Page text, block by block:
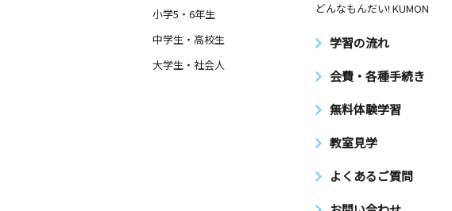
小学5・6年生
中学生・高校生
大学生・社会人
どんなもんだい! KUMON
学習の流れ
会費・各種手続き
無料体験学習
教室見学
よくあるご質問